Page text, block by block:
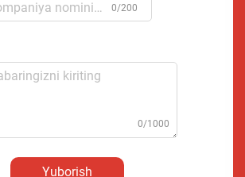
0/200
0/1000
Yuborish